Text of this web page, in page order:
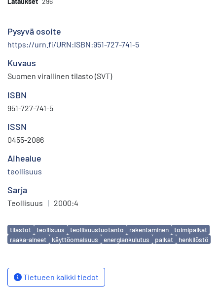
Pysyvä osoite
https://urn.fi/URN:ISBN:951-727-741-5
Kuvaus
Suomen virallinen tilasto (SVT)
ISBN
951-727-741-5
ISSN
0455-2086
Aihealue
teollisuus
Sarja
Teollisuus | 2000:4
Avainsanat
tilastot teollisuus teollisuustuotanto rakentaminen
toimipaikat
raaka-aineet
käyttöomaisuus energiankulutus palkat henkilöstö
Tietueen kaikki tiedot